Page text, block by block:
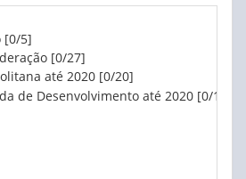
[0/5]
[0/27]
até 2020 [0/20]
de Desenvolvimento até 2020 [0/1]